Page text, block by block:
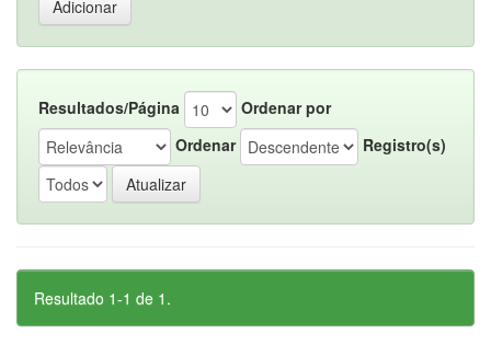
Resultados/Página
Ordenar por
Ordenar
Registro(s)
Resultado 1-1 de 1.